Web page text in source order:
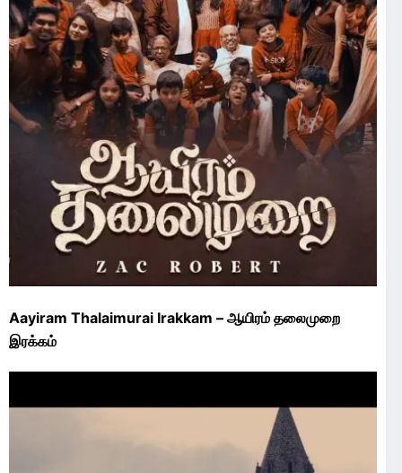
Aayiram Thalaimurai Irakkam – ஆயிரம் தலைமுறை
இரக்கம்